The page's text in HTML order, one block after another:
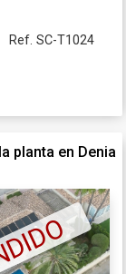
Ref. SC-T1024
planta en Denia